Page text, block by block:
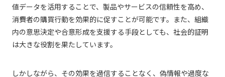
値データを活用することで、製品やサービスの信頼性を高め、
消費者の購買行動を効果的に促すことが可能です。また、組織
内の意思決定や合意形成を支援する手段としても、社会的証明
は大きな役割を果たしています。
しかしながら、その効果を過信することなく、偽情報や過度な